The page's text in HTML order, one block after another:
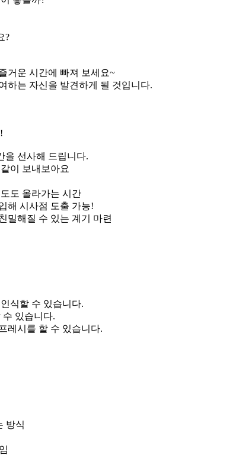
?
거운 시간에 빠져 보세요~
하는 자신을 발견하게 될 것입니다.
을 선사해 드립니다.
이 보내보아요
도 올라가는 시간
해 시사점 도출 가능!
밀해질 수 있는 계기 마련
식할 수 있습니다.
있습니다.
레시를 할 수 있습니다.
방식